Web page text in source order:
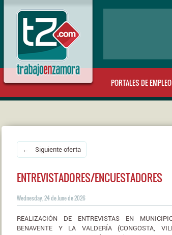
PORTALES DE EMPLEO
← Siguiente oferta
ENTREVISTADORES/ENCUESTADORES
Wednesday, 24 de June de 2026
REALIZACIÓN DE ENTREVISTAS EN
BENAVENTE Y LA VALDERÍA (CONGOSTA,